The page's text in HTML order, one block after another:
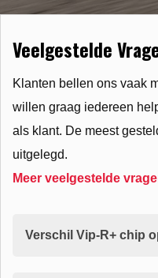
Veelgestelde
Klanten bellen ons vaak
willen graag iedereen
als klant. De meest
uitgelegd.
Meer veelgestelde
Verschil Vip-R+ chip